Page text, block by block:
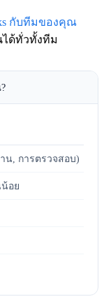
กับทีมของคุณ
ด้ทั่วทั้งทีม
น, การตรวจสอบ)
อย